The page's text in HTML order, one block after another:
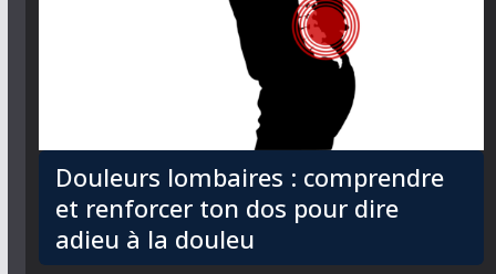
Douleurs lombaires : comprendre
et renforcer ton dos pour dire
adieu à la douleu